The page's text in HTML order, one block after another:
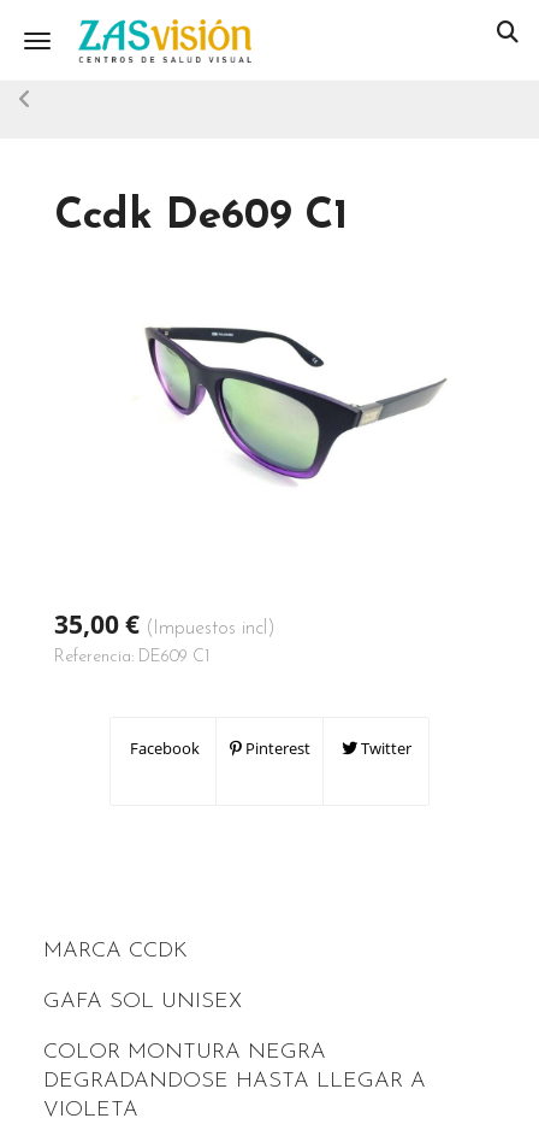
Toggle navigation
Ccdk De609 C1
35,00 € (Impuestos incl)
Referencia: DE609 C1
Facebook Pinterest Twitter
MARCA CCDK
GAFA SOL UNISEX
COLOR MONTURA NEGRA
DEGRADANDOSE HASTA LLEGAR A
VIOLETA